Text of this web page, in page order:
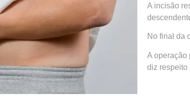
A incisão
No final da
A operação
diz respeito